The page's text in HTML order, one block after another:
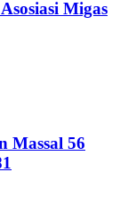
Migas
Massal 56